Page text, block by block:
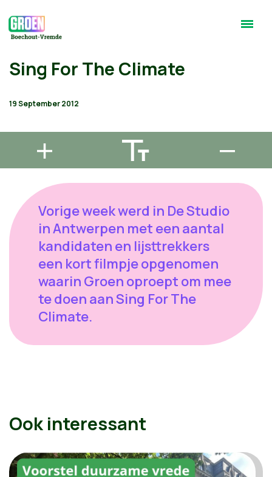
Sing For The Climate
19 September 2012
Vorige week werd in De Studio
in Antwerpen met een aantal
kandidaten en lijsttrekkers
een kort filmpje opgenomen
waarin Groen oproept om mee
te doen aan Sing For The
Climate.
Ook interessant